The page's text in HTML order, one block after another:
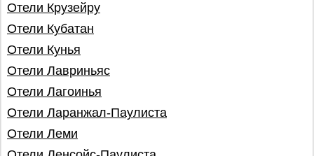
Отели Крузейру
Отели Кубатан
Отели Кунья
Отели Лавриньяс
Отели Лагоинья
Отели Ларанжал-Паулиста
Отели Леми